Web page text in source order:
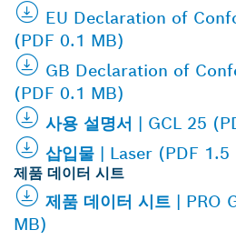
EU Declaration of
(PDF 0.1 MB)
GB Declaration of
(PDF 0.1 MB)
사용 설명서 | GCL 25
삽입물 | Laser (PDF 1.5
제품 데이터 시트
제품 데이터 시트 | PRO
MB)